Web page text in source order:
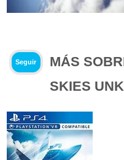
Seguir
MÁS
SKIES